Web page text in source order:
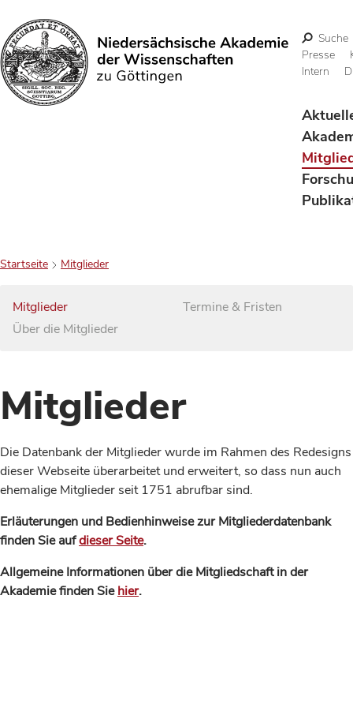
Suchen
Suche
Presse
Intern
Startseite Mitglieder
Mitglieder
Über die Mitglieder
Termine & Fristen
Mitglieder
Die Datenbank der Mitglieder wurde im Rahmen des Redesigns
dieser Webseite überarbeitet und erweitert, so dass nun auch
ehemalige Mitglieder seit 1751 abrufbar sind.
Erläuterungen und Bedienhinweise zur Mitgliederdatenbank
finden Sie aufdieser Seite.
Allgemeine Informationen über die Mitgliedschaft in der
Akademie finden Siehier.